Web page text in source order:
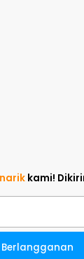
kami!
Berlangganan